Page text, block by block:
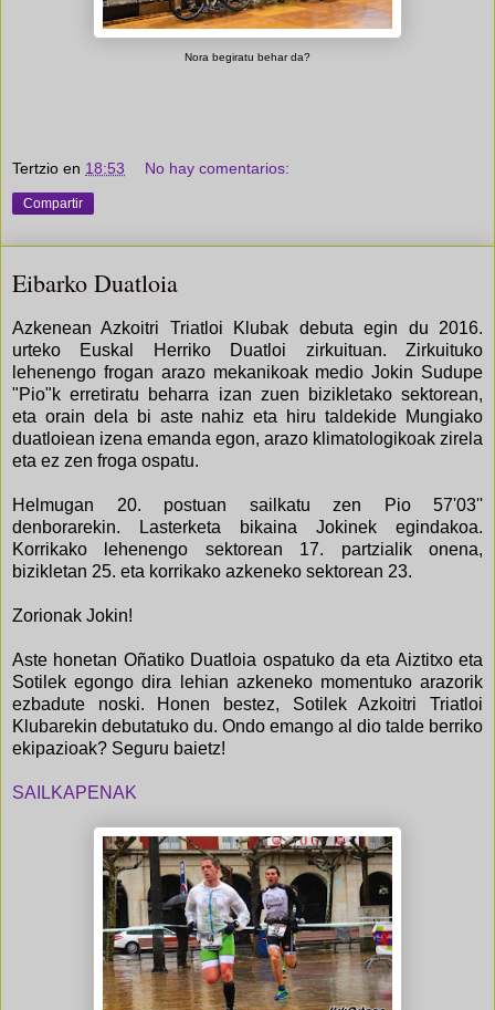
Nora begiratu behar da?
Tertzio en 18:53 No hay comentarios:
Compartir
Eibarko Duatloia
Azkenean Azkoitri Triatloi Klubak debuta egin du 2016.
urteko Euskal Herriko Duatloi zirkuituan. Zirkuituko
lehenengo frogan arazo mekanikoak medio Jokin Sudupe
"Pio"k erretiratu beharra izan zuen bizikletako sektorean,
eta orain dela bi aste nahiz eta hiru taldekide Mungiako
duatloiean izena emanda egon, arazo klimatologikoak zirela
eta ez zen froga ospatu.
Helmugan 20. postuan sailkatu zen Pio 57'03''
denborarekin. Lasterketa bikaina Jokinek egindakoa.
Korrikako lehenengo sektorean 17. partzialik onena,
bizikletan 25. eta korrikako azkeneko sektorean 23.
Zorionak Jokin!
Aste honetan Oñatiko Duatloia ospatuko da eta Aiztitxo eta
Sotilek egongo dira lehian azkeneko momentuko arazorik
ezbadute noski. Honen bestez, Sotilek Azkoitri Triatloi
Klubarekin debutatuko du. Ondo emango al dio talde berriko
ekipazioak? Seguru baietz!
SAILKAPENAK